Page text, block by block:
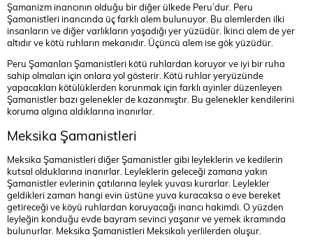
Şamanizm inancının olduğu bir diğer ülkede Peru’dur. Peru
Şamanistleri inancında üç farklı alem bulunuyor. Bu alemlerden ilki
insanların ve diğer varlıkların yaşadığı yer yüzüdür. İkinci alem de yer
altıdır ve kötü ruhların mekanıdır. Üçüncü alem ise gök yüzüdür.
Peru Şamanları Şamanistleri kötü ruhlardan koruyor ve iyi bir ruha
sahip olmaları için onlara yol gösterir. Kötü ruhlar yeryüzünde
yapacakları kötülüklerden korunmak için farklı ayinler düzenleyen
Şamanistler bazı gelenekler de kazanmıştır. Bu gelenekler kendilerini
koruma algına aldıklarına inanırlar.
Meksika Şamanistleri
Meksika Şamanistleri diğer Şamanistler gibi leyleklerin ve kedilerin
kutsal olduklarına inanırlar. Leyleklerin geleceği zamana yakın
Şamanistler evlerinin çatılarına leylek yuvası kurarlar. Leylekler
geldikleri zaman hangi evin üstüne yuva kuracaksa o eve bereket
getireceği ve köyü ruhlardan koruyacağı inancı hakimdi. O yüzden
leyleğin konduğu evde bayram sevinci yaşanır ve yemek ikramında
bulunurlar. Meksika Şamanistleri Meksikalı yerlilerden oluşur.